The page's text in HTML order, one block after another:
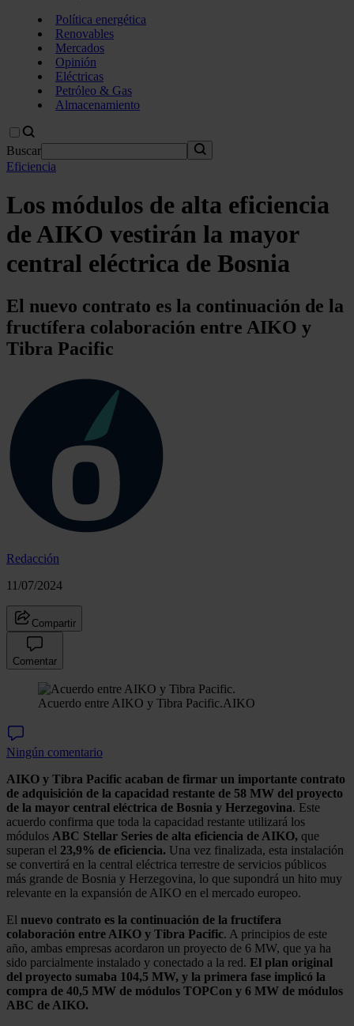
Política energética
Renovables
Mercados
Opinión
Eléctricas
Petróleo & Gas
Almacenamiento
Buscar
Eficiencia
Los módulos de alta eficiencia
de AIKO vestirán la mayor
central eléctrica de Bosnia
El nuevo contrato es la continuación de la
fructífera colaboración entre AIKO y
Tibra Pacific
Redacción
11/07/2024
Compartir
Comentar
Acuerdo entre AIKO y Tibra Pacific.AIKO
Ningún comentario
AIKO y Tibra Pacific acaban de firmar un importante contrato
de adquisición de la capacidad restante de 58 MW del proyecto
de la mayor central eléctrica de Bosnia y Herzegovina. Este
acuerdo confirma que toda la capacidad restante utilizará los
módulos ABC Stellar Series de alta eficiencia de AIKO, que
superan el 23,9% de eficiencia. Una vez finalizada, esta instalación
se convertirá en la central eléctrica terrestre de servicios públicos
más grande de Bosnia y Herzegovina, lo que supondrá un hito muy
relevante en la expansión de AIKO en el mercado europeo.
El nuevo contrato es la continuación de la fructífera
colaboración entre AIKO y Tibra Pacific. A principios de este
año, ambas empresas acordaron un proyecto de 6 MW, que ya ha
sido parcialmente instalado y conectado a la red. El plan original
del proyecto sumaba 104,5 MW, y la primera fase implicó la
compra de 40,5 MW de módulos TOPCon y 6 MW de módulos
ABC de AIKO.